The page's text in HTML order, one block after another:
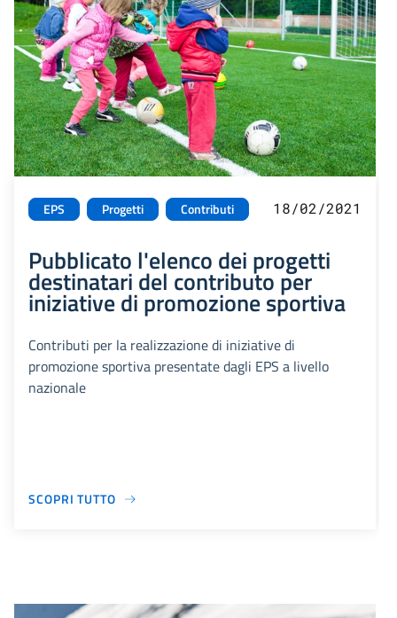
EPS Progetti Contributi 18/02/2021
Pubblicato l'elenco dei progetti
destinatari del contributo per
iniziative di promozione sportiva
Contributi per la realizzazione di iniziative di
promozione sportiva presentate dagli EPS a livello
nazionale
SCOPRI TUTTO